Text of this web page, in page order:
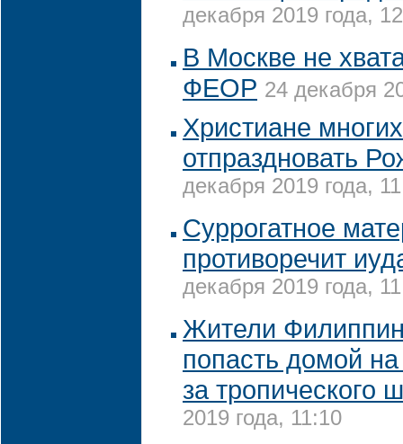
декабря 2019 года,
В Москве не
ФЕОР 24 декабря
Христиане
отпраздновать
декабря 2019 года,
Суррогатное
противоречит
декабря 2019 года,
Жители
попасть домой
за тропического
2019 года, 11:10